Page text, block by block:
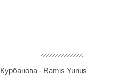
- Ramis Yunus